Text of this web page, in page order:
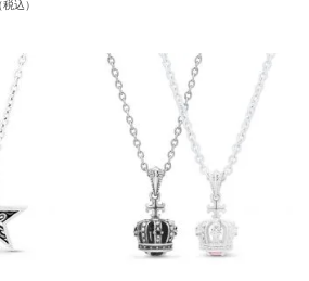
31,350
税込）
¥ 32,450